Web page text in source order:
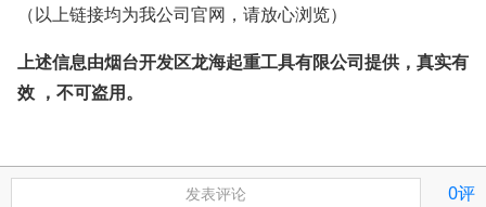
（以上链接均为我公司官网，请放心浏览）
上述信息由烟台开发区龙海起重工具有限公司提供，真实有
效 ， 不可盗用。
发表评论 0评